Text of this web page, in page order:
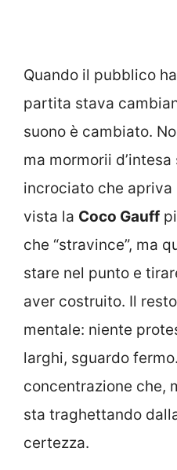
Quando il pubblico
partita stava
suono è cambiato.
ma mormorii
incrociato che apriva
vista la Coco Gauff
che “stravince”, ma
stare nel punto e
aver costruito. Il
mentale: niente
larghi, sguardo
concentrazione che,
sta traghettando
certezza.